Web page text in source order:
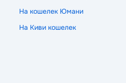
На кошелек Юмани
На Киви кошелек